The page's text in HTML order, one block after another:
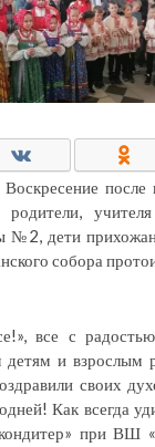
после
№2, дети
собора
все с
и взрослым
своих
Как всегда
при ВШ